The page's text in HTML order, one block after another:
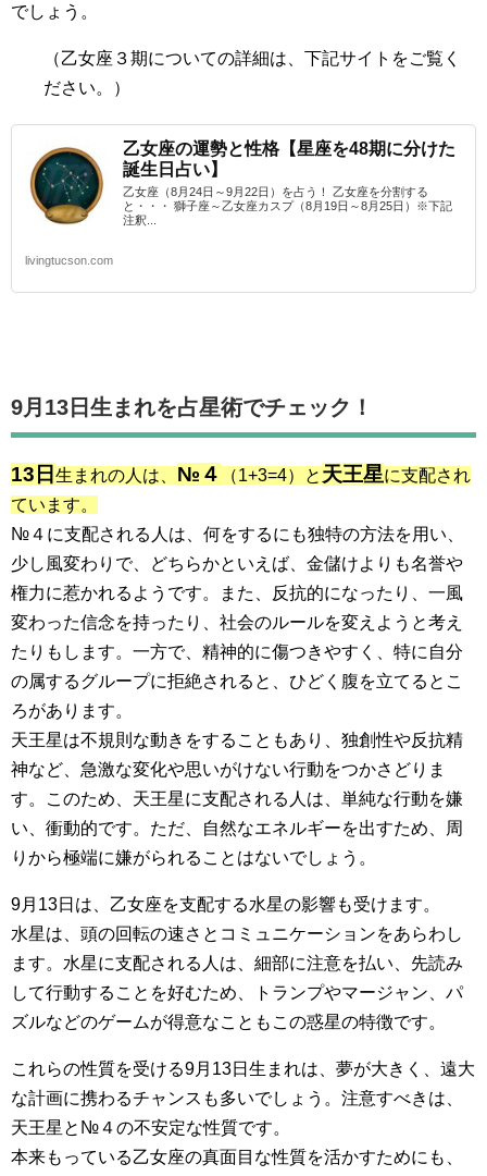
でしょう。
（乙女座３期についての詳細は、下記サイトをご覧く
ださい。）
乙女座の運勢と性格【星座を48期に分けた
誕生日占い】
乙女座（8月24日～9月22日）を占う！ 乙女座を分割する
と・・・ 獅子座～乙女座カスプ（8月19日～8月25日）※下記
注釈...
livingtucson.com
9月13日生まれを占星術でチェック！
13日 生まれの人は、 №４ （1+3=4）と 天王星に支配され
ています。
№４に支配される人は、何をするにも独特の方法を用い、
少し風変わりで、どちらかといえば、金儲けよりも名誉や
権力に惹かれるようです。また、反抗的になったり、一風
変わった信念を持ったり、社会のルールを変えようと考え
たりもします。一方で、精神的に傷つきやすく、特に自分
の属するグループに拒絶されると、ひどく腹を立てるとこ
ろがあります。
天王星は不規則な動きをすることもあり、独創性や反抗精
神など、急激な変化や思いがけない行動をつかさどりま
す。このため、天王星に支配される人は、単純な行動を嫌
い、衝動的です。ただ、自然なエネルギーを出すため、周
りから極端に嫌がられることはないでしょう。
9月13日は、乙女座を支配する水星の影響も受けます。
水星は、頭の回転の速さとコミュニケーションをあらわし
ます。水星に支配される人は、細部に注意を払い、先読み
して行動することを好むため、トランプやマージャン、パ
ズルなどのゲームが得意なこともこの惑星の特徴です。
これらの性質を受ける9月13日生まれは、夢が大きく、遠大
な計画に携わるチャンスも多いでしょう。注意すべきは、
天王星と№４の不安定な性質です。
本来もっている乙女座の真面目な性質を活かすためにも、